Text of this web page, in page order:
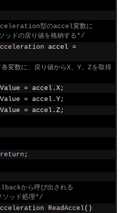
型のaccel変数に
ドの戻り値を格納する*/
accel =
変数に、戻り値からX、Y、Zを取得
xValue
= accel . X;
yValue
= accel . Y;
zValue
= accel . Z;
return ;
から呼び出される
ッド処理*/
ReadAccel ()